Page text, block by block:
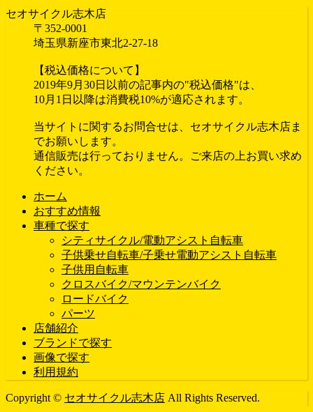
セオサイクル志木店
〒352-0001
埼玉県新座市東北2-27-18
【税込価格について】
2019年9月30日以前の記事内の"税込価格"は、
10月1日以降は消費税10%が適応されます。
当サイトに関するお問合せは、セオサイクル志木店ま
でお願いします。
通信販売は行っておりません。ご来店の上お買い求め
ください。
ホーム
おすすめ情報
車種で探す
シティサイクル/電動アシスト自転車
子供乗せ自転車/子乗せ電動アシスト自転車
子供用自転車
クロスバイク/マウンテンバイク
ロードバイク
パーツ
店舗紹介
ブランドで探す
画像で探す
利用規約
Copyright © セオサイクル志木店 All Rights Reserved.